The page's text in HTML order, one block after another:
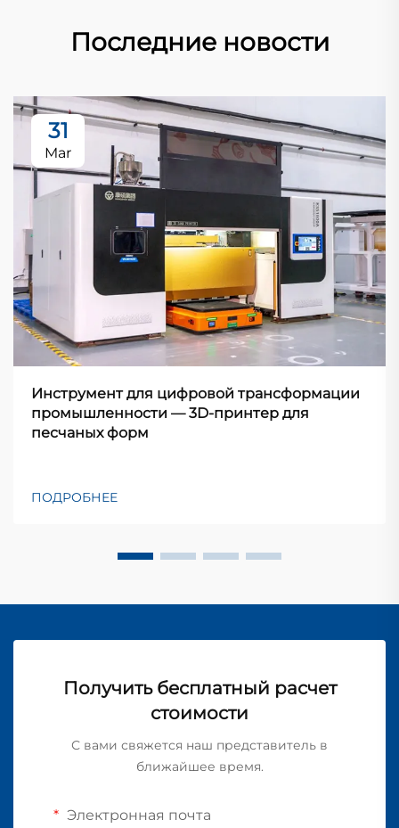
Последние новости
31
Mar
Инструмент для цифровой трансформации
промышленности — 3D-принтер для
песчаных форм
ПОДРОБНЕЕ
Получить бесплатный расчет
стоимости
С вами свяжется наш представитель в
ближайшее время.
Электронная почта